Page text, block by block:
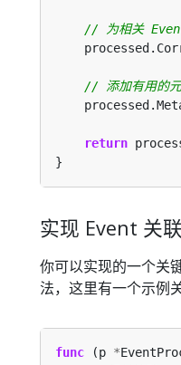
return
实现 Event 关联
你可以实现的一个关
法，这里有一个示例
func (p *